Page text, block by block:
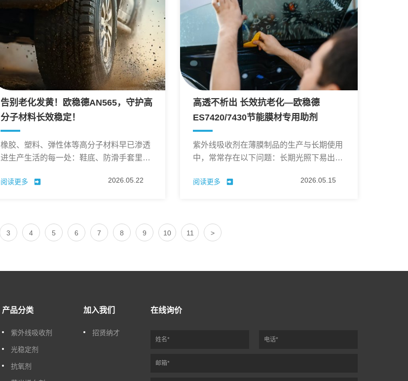
告别老化发黄！欧稳德AN565，守护高
分子材料长效稳定！
橡胶、塑料、弹性体等高分子材料早已渗透
进生产生活的每一处：鞋底、防滑手套里的
家电外壳、管材型材、密封件，离不开塑料
阅读更多 2026.05.22
高透不析出 长效抗老化—欧稳德
ES7420/7430节能膜材专用助剂
紫外线吸收剂在薄膜制品的生产与长期使用
中，常常存在以下问题：长期光照下易出现
变差；与树脂体系相容性不好，极易引发析
还会产生刺鼻异味。
阅读更多 2026.05.15
3 4 5 6 7 8 9 10 11 >
产品分类
紫外线吸收剂
光稳定剂
抗氧剂
加入我们
招贤纳才
在线询价